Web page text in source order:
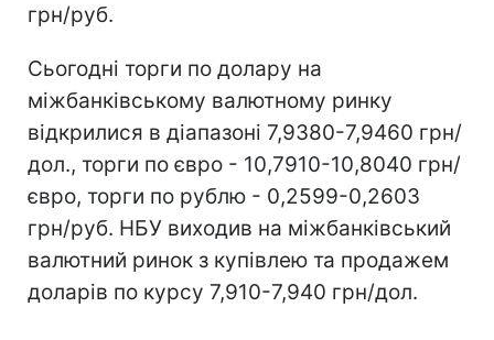
грн/руб.
Сьогодні торги по долару на
міжбанківському валютному ринку
відкрилися в діапазоні 7,9380-7,9460 грн/
дол., торги по євро - 10,7910-10,8040 грн/
євро, торги по рублю - 0,2599-0,2603
грн/руб. НБУ виходив на міжбанківський
валютний ринок з купівлею та продажем
доларів по курсу 7,910-7,940 грн/дол.